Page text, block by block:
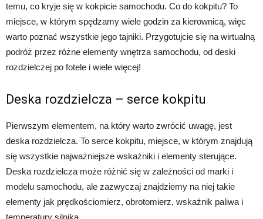
temu, co kryje się w kokpicie samochodu. Co do kokpitu? To
miejsce, w którym spędzamy wiele godzin za kierownicą, więc
warto poznać wszystkie jego tajniki. Przygotujcie się na wirtualną
podróż przez różne elementy wnętrza samochodu, od deski
rozdzielczej po fotele i wiele więcej!
Deska rozdzielcza – serce kokpitu
Pierwszym elementem, na który warto zwrócić uwagę, jest
deska rozdzielcza. To serce kokpitu, miejsce, w którym znajdują
się wszystkie najważniejsze wskaźniki i elementy sterujące.
Deska rozdzielcza może różnić się w zależności od marki i
modelu samochodu, ale zazwyczaj znajdziemy na niej takie
elementy jak prędkościomierz, obrotomierz, wskaźnik paliwa i
temperatury silnika.